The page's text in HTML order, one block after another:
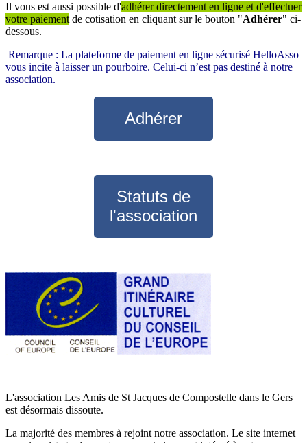
Il vous est aussi possible d'adhérer directement en ligne et d'effectuer
votre paiement de cotisation en cliquant sur le bouton "Adhérer" ci-
dessous.
Remarque : La plateforme de paiement en ligne sécurisé HelloAsso
vous incite à laisser un pourboire. Celui-ci n’est pas destiné à notre
association.
Adhérer
Statuts de
l'association
L'association Les Amis de St Jacques de Compostelle dans le Gers
est désormais dissoute.
La majorité des membres à rejoint notre association. Le site internet